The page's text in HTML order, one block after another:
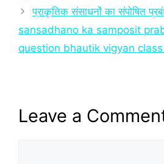
प्राकृतिक संसाधनों का संपोषित
sansadhano ka samposit
question bhautik vigyan class
Leave a